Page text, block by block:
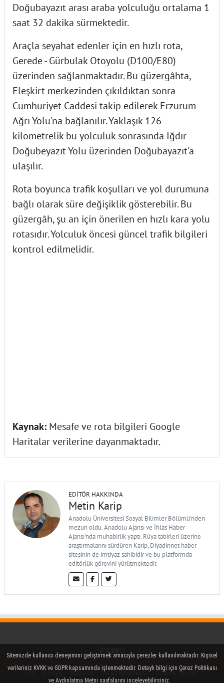
Doğubayazıt arası araba yolculuğu ortalama 1
saat 32 dakika sürmektedir.
Araçla seyahat edenler için en hızlı rota,
Gerede - Gürbulak Otoyolu (D100/E80)
üzerinden sağlanmaktadır. Bu güzergâhta,
Eleşkirt merkezinden çıkıldıktan sonra
Cumhuriyet Caddesi takip edilerek Erzurum
Ağrı Yolu'na bağlanılır. Yaklaşık 126
kilometrelik bu yolculuk sonrasında Iğdır
Doğubeyazıt Yolu üzerinden Doğubayazıt'a
ulaşılır.
Rota boyunca trafik koşulları ve yol durumuna
bağlı olarak süre değişiklik gösterebilir. Bu
güzergâh, şu an için önerilen en hızlı kara yolu
rotasıdır. Yolculuk öncesi güncel trafik bilgileri
kontrol edilmelidir.
Kaynak: Mesafe ve rota bilgileri Google
Haritalar verilerine dayanmaktadır.
EDITÖR HAKKINDA
Metin Karip
Anadolu Üniversitesi Sosyal Bilimler Bölümü'nden
mezun oldu. Anadolu Ajansı ve İhlas Haber
Ajansı'nda muhabirlik yaptı. Rüya tabirleri üzerine
araştırmalarını sürdüren Karip, Diyadinnet haber
sitesinin de imtiyaz sahibidir ve bu platformda
editörlük görevini yürütmektedir.
Facebook
Twitter (X)
YouTube
Instagram
Rss Künye İletişim Çerez Politikası Gizlilik İlkeleri
Sitemizde kullanıcı deneyimini geliştirmek amacıyla çerezler kullanılmaktadır. Kişisel
verileriniz KVKK ve GDPR kapsamında işlenmektedir. Detaylı bilgi için Çerez Politikası
ve Aydınlatma Metni sayfalarını inceleyebilirsiniz.